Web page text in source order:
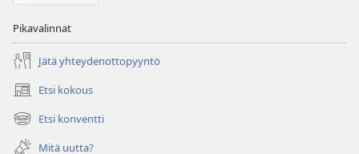
Pikavalinnat
Jätä yhteydenottopyyntö
Etsi kokous
(avaa
uuden
ikkunan)
Etsi konventti
(avaa
uudenMitä uutta?